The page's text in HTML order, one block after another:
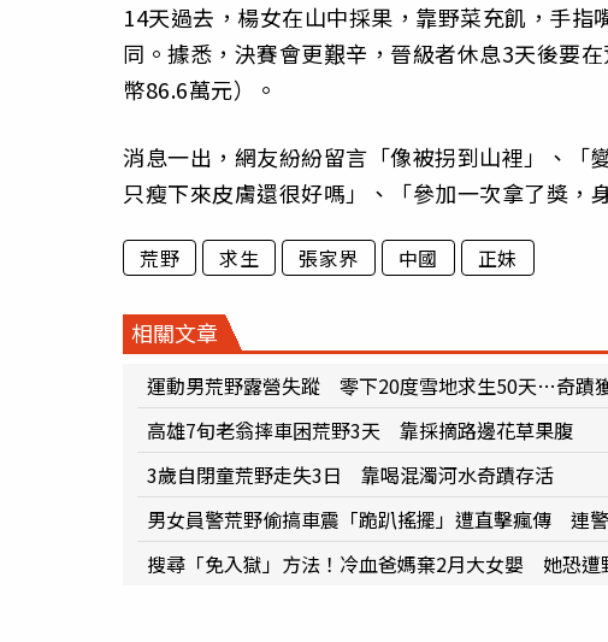
14天過去，楊女在山中採果，靠野菜充飢，手
同。據悉，決賽會更艱辛，晉級者休息3天後要
幣86.6萬元）。
消息一出，網友紛紛留言「像被拐到山裡」、「
只瘦下來皮膚還很好嗎」、「參加一次拿了獎，
荒野 求生 張家界 中國 正妹
相關文章
運動男荒野露營失蹤 零下20度雪地求生50天…奇蹟
高雄7旬老翁摔車困荒野3天 靠採摘路邊花草果腹
3歲自閉童荒野走失3日 靠喝混濁河水奇蹟存活
男女員警荒野偷搞車震「跪趴搖擺」遭直擊瘋傳 連
搜尋「免入獄」方法！冷血爸媽棄2月大女嬰 她恐遭